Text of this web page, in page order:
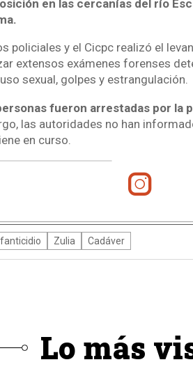
en las cercanías del río
policiales y el Cicpc realizó el
extensos exámenes forenses
sexual, golpes y estrangulación.
fueron arrestadas por la
las autoridades no han
en curso.
Zulia Cadáver
Lo más